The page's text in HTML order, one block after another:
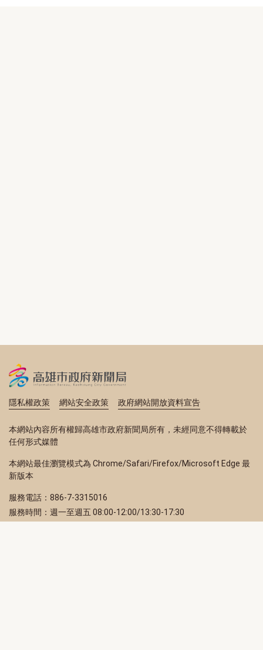
隱私權政策 網站安全政策 政府網站開放資料宣告
本網站內容所有權歸高雄市政府新聞局所有，未經同意不得轉載於
任何形式媒體
本網站最佳瀏覽模式為 Chrome/Safari/Firefox/Microsoft Edge 最
新版本
服務電話：886-7-3315016
服務時間：週一至週五 08:00-12:00/13:30-17:30